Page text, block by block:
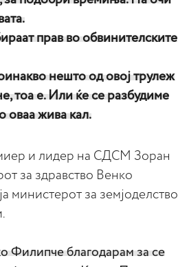
прав во обвинителските
нешто од овој трулеж
тоа е. Или ќе се разбудиме
оваа жива кал.
и лидер на СДСМ Зоран
за здравство Венко
министерот за земјоделство
Филипче благодарам за се